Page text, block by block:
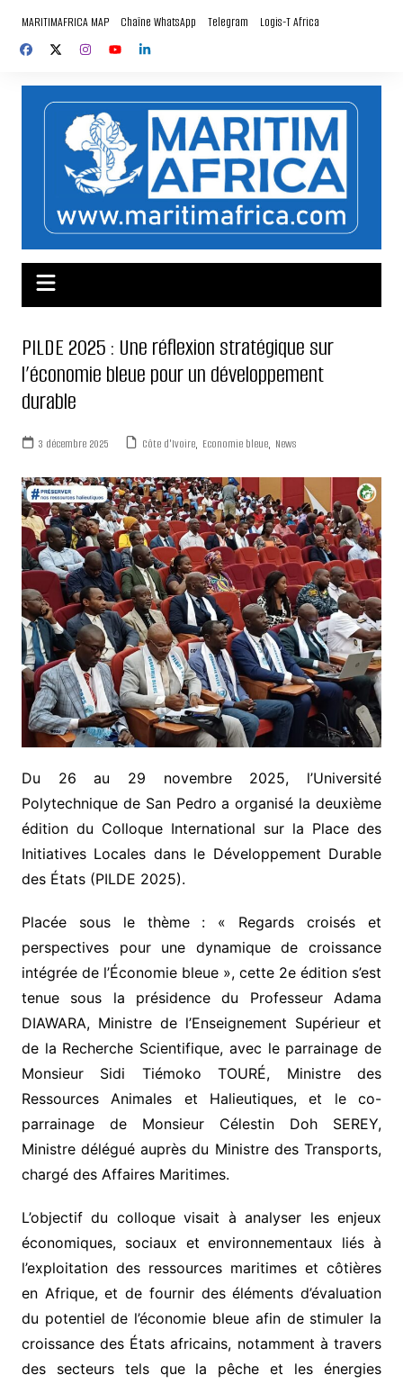
contenu
MARITIMAFRICA MAP Chaîne WhatsApp Telegram Logis-T Africa
PILDE 2025 : Une réflexion stratégique sur
l’économie bleue pour un développement
durable
3 décembre 2025 Côte d'Ivoire, Economie bleue, News
Du 26 au 29 novembre 2025, l’Université
Polytechnique de San Pedro a organisé la deuxième
édition du Colloque International sur la Place des
Initiatives Locales dans le Développement Durable
des États (PILDE 2025).
Placée sous le thème : « Regards croisés et
perspectives pour une dynamique de croissance
intégrée de l’Économie bleue », cette 2e édition s’est
tenue sous la présidence du Professeur Adama
DIAWARA, Ministre de l’Enseignement Supérieur et
de la Recherche Scientifique, avec le parrainage de
Monsieur Sidi Tiémoko TOURÉ, Ministre des
Ressources Animales et Halieutiques, et le co-
parrainage de Monsieur Célestin Doh SEREY,
Ministre délégué auprès du Ministre des Transports,
chargé des Affaires Maritimes.
L’objectif du colloque visait à analyser les enjeux
économiques, sociaux et environnementaux liés à
l’exploitation des ressources maritimes et côtières
en Afrique, et de fournir des éléments d’évaluation
du potentiel de l’économie bleue afin de stimuler la
croissance des États africains, notamment à travers
des secteurs tels que la pêche et les énergies